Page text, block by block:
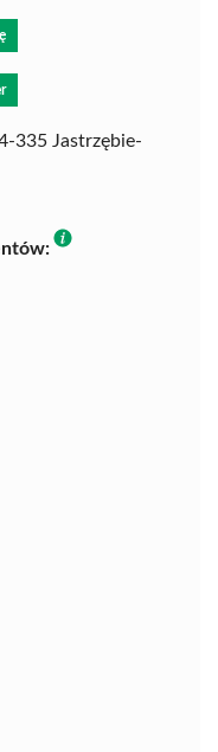
335 Jastrzębie-